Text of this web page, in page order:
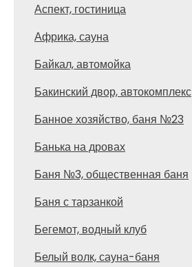
Аспект, гостиница
Африка, сауна
Байкал, автомойка
Бакинский двор, автокомплекс
Банное хозяйство, баня №23
Банька на дровах
Баня №3, общественная баня
Баня с тарзанкой
Бегемот, водный клуб
Белый волк, сауна-баня